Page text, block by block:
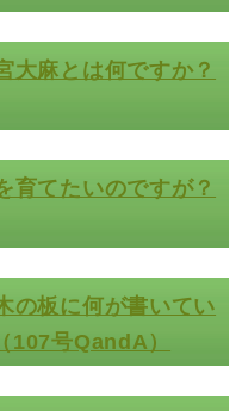
大麻とは何ですか？
育てたいのですが？
の板に何が書いてい
107号QandA）